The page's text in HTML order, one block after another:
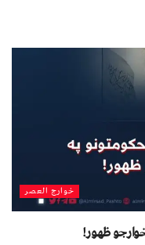
خوارج العصر
ظهور!